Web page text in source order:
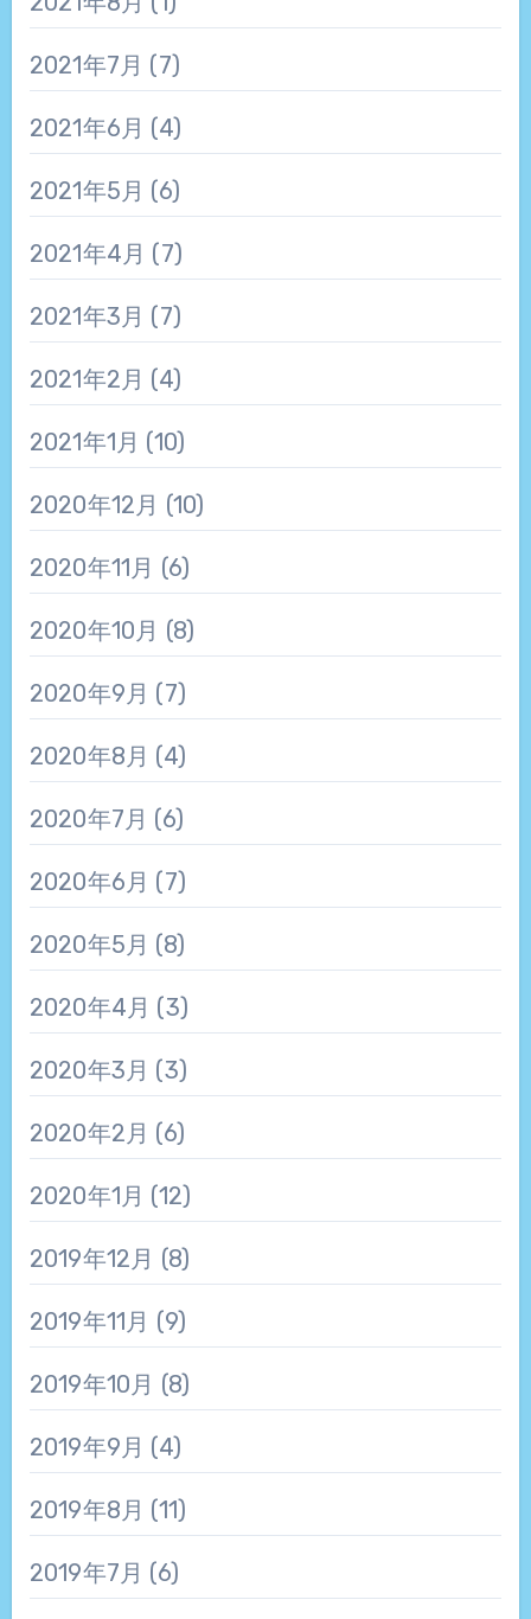
2021年7月 (7)
2021年6月 (4)
2021年5月 (6)
2021年4月 (7)
2021年3月 (7)
2021年2月 (4)
2021年1月 (10)
2020年12月 (10)
2020年11月 (6)
2020年10月 (8)
2020年9月 (7)
2020年8月 (4)
2020年7月 (6)
2020年6月 (7)
2020年5月 (8)
2020年4月 (3)
2020年3月 (3)
2020年2月 (6)
2020年1月 (12)
2019年12月 (8)
2019年11月 (9)
2019年10月 (8)
2019年9月 (4)
2019年8月 (11)
2019年7月 (6)